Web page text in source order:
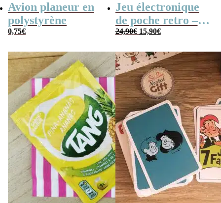
Avion planeur en
polystyrène
0,75€
Jeu électronique
de poche retro –
Console vintage
24,90€ Le
était :
24,90€.
15,90€Le
est :
15,90€.